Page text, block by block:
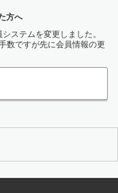
方へ
ステムを変更しました。
数ですが先に会員情報の更